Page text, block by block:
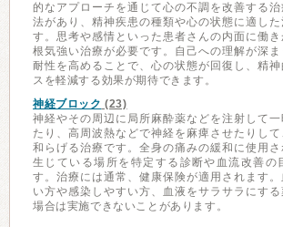
的なアプローチを通じて心の不調を改善する
法があり、精神疾患の種類や心の状態に適した
す。思考や感情といった患者さんの内面に働き
根気強い治療が必要です。自己への理解が深
耐性を高めることで、心の状態が回復し、精
スを軽減する効果が期待できます。
神経ブロック (23)
神経やその周辺に局所麻酔薬などを注射して
たり、高周波熱などで神経を麻痺させたりし
和らげる治療です。全身の痛みの緩和に使用
生じている場所を特定する診断や血流改善の
す。治療には通常、健康保険が適用されます。
い方や感染しやすい方、血液をサラサラにす
場合は実施できないことがあります。